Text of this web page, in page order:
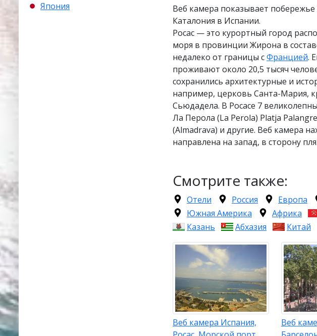
Япония
Веб камера показывает
Каталония в Испании.
Росас — это курортный город
моря в провинции Жирона в
недалеко от границы сФранцией.
проживают около 20,5 тысяч
сохранились архитектурные и
например, церковь Санта-Мария,
Сьюдадела. В Росасе 7
Ла Перола (La Perola) Platja
(Almadrava) и другие. Веб камера
направлена на запад, в сторону
Смотрите также:
Отели Россия Европа
Южная Америка
Африка
Казань
Абхазия Китай
Веб камера Испания,
Веб